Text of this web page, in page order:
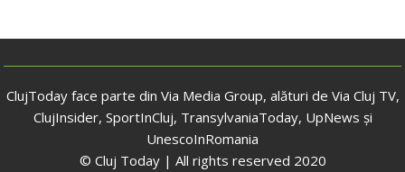
ClujToday face parte din Via Media Group, alături de Via Cluj TV,
ClujInsider, SportInCluj, TransylvaniaToday, UpNews și
UnescoInRomania
© Cluj Today | All rights reserved 2020